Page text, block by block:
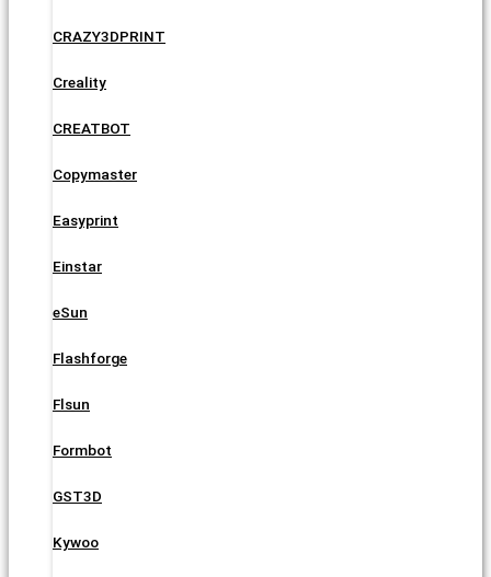
CRAZY3DPRINT
Creality
CREATBOT
Copymaster
Easyprint
Einstar
eSun
Flashforge
Flsun
Formbot
GST3D
Kywoo